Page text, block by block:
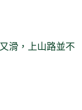
滑，上山路並不